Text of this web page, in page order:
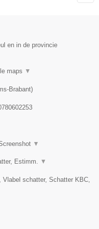
en in de provincie
maps ▼
Brabant)
▼
Estimm. ▼
schatter, Schatter KBC,